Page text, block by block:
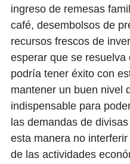
ingreso de remesas
café, desembolsos de
recursos frescos de
esperar que se
podría tener éxito con
mantener un buen nivel
indispensable para
las demandas de
esta manera no
de las actividades